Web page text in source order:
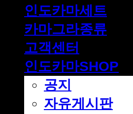
인도카마세트
카마그라종류
고객센터
인도카마SHOP
공지
자유게시판